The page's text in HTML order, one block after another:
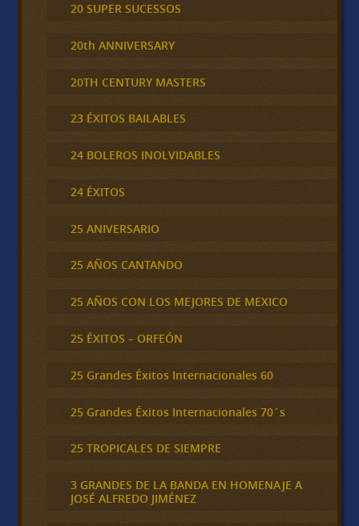
20 SUPER SUCESSOS
20th ANNIVERSARY
20TH CENTURY MASTERS
23 ÉXITOS BAILABLES
24 BOLEROS INOLVIDABLES
24 ÉXITOS
25 ANIVERSARIO
25 AÑOS CANTANDO
25 AÑOS CON LOS MEJORES DE MEXICO
25 ÉXITOS – ORFEÓN
25 Grandes Éxitos Internacionales 60
25 Grandes Éxitos Internacionales 70´s
25 TROPICALES DE SIEMPRE
3 GRANDES DE LA BANDA EN HOMENAJE A
JOSÉ ALFREDO JIMÉNEZ